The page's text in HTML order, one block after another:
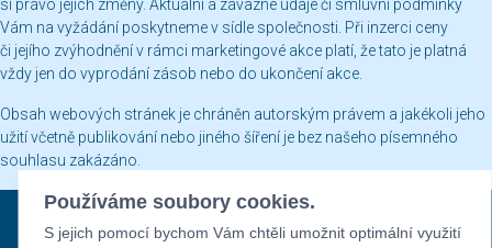
si právo jejich změny. Aktuální a závazné údaje či smluvní podmínky
Vám na vyžádání poskytneme v sídle společnosti. Při inzerci ceny
či jejího zvýhodnění v rámci marketingové akce platí, že tato je platná
vždy jen do vyprodání zásob nebo do ukončení akce.
Obsah webových stránek je chráněn autorským právem a jakékoli jeho
užití včetně publikování nebo jiného šíření je bez našeho písemného
souhlasu zakázáno.
Sekyra Group © 2026
Nastavení cookies
Používáme soubory cookies.
S jejich pomocí bychom Vám chtěli umožnit optimální využití